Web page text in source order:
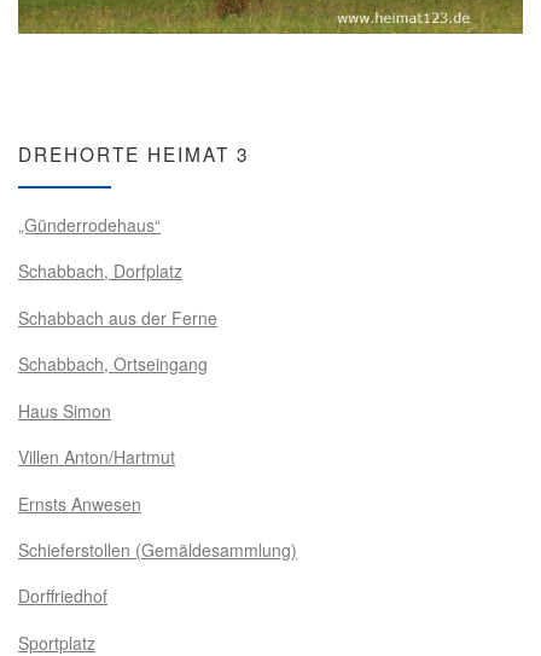
DREHORTE HEIMAT 3
„Günderrodehaus“
Schabbach, Dorfplatz
Schabbach aus der Ferne
Schabbach, Ortseingang
Haus Simon
Villen Anton/Hartmut
Ernsts Anwesen
Schieferstollen (Gemäldesammlung)
Dorffriedhof
Sportplatz